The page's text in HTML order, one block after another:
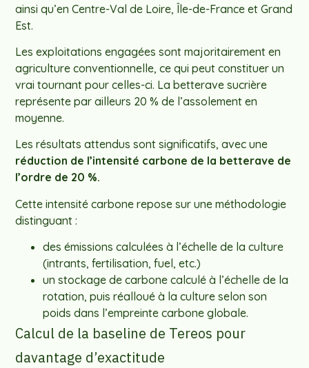
ainsi qu’en Centre-Val de Loire, Île-de-France et Grand
Est.
Les exploitations engagées sont majoritairement en
agriculture conventionnelle, ce qui peut constituer un
vrai tournant pour celles-ci. La betterave sucrière
représente par ailleurs 20 % de l’assolement en
moyenne.
Les résultats attendus sont significatifs, avec une
réduction de l’intensité carbone de la betterave de
l’ordre de 20 %.
Cette intensité carbone repose sur une méthodologie
distinguant :
des émissions calculées à l’échelle de la culture
(intrants, fertilisation, fuel, etc.)
un stockage de carbone calculé à l’échelle de la
rotation, puis réalloué à la culture selon son
poids dans l’empreinte carbone globale.
Calcul de la baseline de Tereos pour
davantage d’exactitude